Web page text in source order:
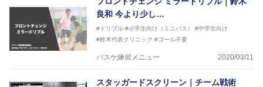
良和 今より少し…
#ドリブル #小学生向け（ミニバス）
#中学生向け
#鈴木代表クリニック #ゴール不要
バスケ練習メニュー 2020/03/11
スタッガードスクリーン｜チーム戦術